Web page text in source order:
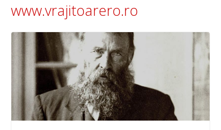
www.vrajitoarero.ro